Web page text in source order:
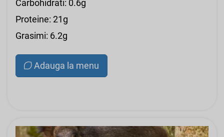
Carbohidrati: 0.6g
Proteine: 21g
Grasimi: 6.2g
Adauga la menu